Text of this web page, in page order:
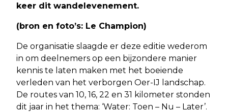
keer dit wandelevenement.
(bron en foto’s: Le Champion)
De organisatie slaagde er deze editie wederom
in om deelnemers op een bijzondere manier
kennis te laten maken met het boeiende
verleden van het verborgen Oer-IJ landschap.
De routes van 10, 16, 22 en 31 kilometer stonden
dit jaar in het thema: ‘Water: Toen – Nu – Later’.